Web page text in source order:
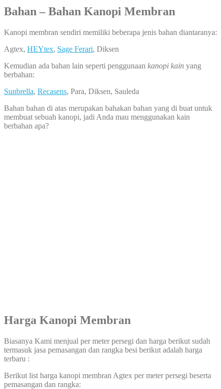
Bahan – Bahan Kanopi Membran
Kanopi membran sendiri memiliki beberapa jenis bahan diantaranya:
Agtex, HEYtex, Sage Ferari, Diksen
Kemudian ada bahan lain seperti penggunaan kanopi kain yang
berbahan:
Sunbrella, Recasens, Para, Diksen, Sauleda
Bahan bahan di atas merupakan bahakan bahan yang di buat untuk
membuat sebuah kanopi, jadi Anda mau menggunakan kain
berbahan apa?
Harga Kanopi Membran
Biasanya Kami menjual per meter persegi dan harga berikut sudah
termasuk jasa pemasangan dan rangka besi berikut adalah harga
terbaru :
Berikut list harga kanopi membran Agtex per meter persegi beserta
pemasangan dan rangka: